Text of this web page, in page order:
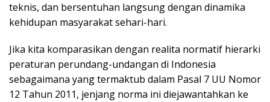
teknis, dan bersentuhan langsung dengan dinamika
kehidupan masyarakat sehari-hari.
Jika kita komparasikan dengan realita normatif hierarki
peraturan perundang-undangan di Indonesia
sebagaimana yang termaktub dalam Pasal 7 UU Nomor
12 Tahun 2011, jenjang norma ini diejawantahkan ke